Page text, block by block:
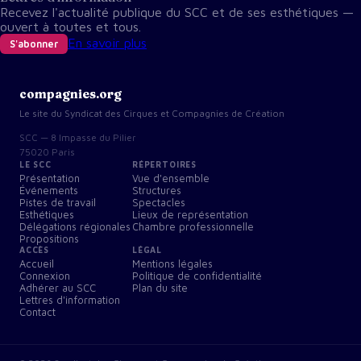
Recevez l'actualité publique du SCC et de ses esthétiques —
ouvert à toutes et tous.
S'abonner En savoir plus
compagnies.org
Le site du Syndicat des Cirques et Compagnies de Création
SCC — 8 Impasse du Pilier
75020 Paris
LE SCC
Présentation
Événements
Pistes de travail
Esthétiques
Délégations régionales
Propositions
RÉPERTOIRES
Vue d'ensemble
Structures
Spectacles
Lieux de représentation
Chambre professionnelle
ACCÈS
Accueil
Connexion
Adhérer au SCC
Lettres d'information
Contact
LÉGAL
Mentions légales
Politique de confidentialité
Plan du site